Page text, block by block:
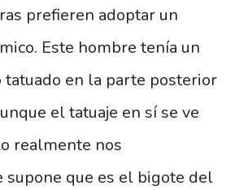
prefieren adoptar un
Este hombre tenía un
en la parte posterior
el tatuaje en sí se ve
realmente nos
supone que es el bigote del